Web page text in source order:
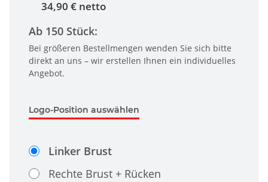
34,90 € netto
Ab 150 Stück:
Bei größeren Bestellmengen wenden Sie sich bitte
direkt an uns – wir erstellen Ihnen ein individuelles
Angebot.
Logo-Position auswählen
Linker Brust
Rechte Brust + Rücken